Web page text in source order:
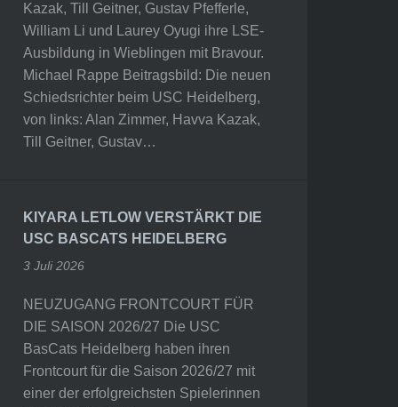
Kazak, Till Geitner, Gustav Pfefferle,
William Li und Laurey Oyugi ihre LSE-
Ausbildung in Wieblingen mit Bravour.
Michael Rappe Beitragsbild: Die neuen
Schiedsrichter beim USC Heidelberg,
von links: Alan Zimmer, Havva Kazak,
Till Geitner, Gustav…
KIYARA LETLOW VERSTÄRKT DIE
USC BASCATS HEIDELBERG
3 Juli 2026
NEUZUGANG FRONTCOURT FÜR
DIE SAISON 2026/27 Die USC
BasCats Heidelberg haben ihren
Frontcourt für die Saison 2026/27 mit
einer der erfolgreichsten Spielerinnen